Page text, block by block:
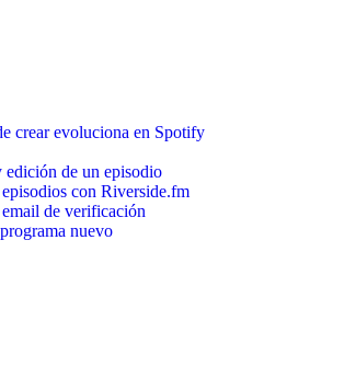
crear evoluciona en Spotify
edición de un episodio
con Riverside.fm
de verificación
nuevo